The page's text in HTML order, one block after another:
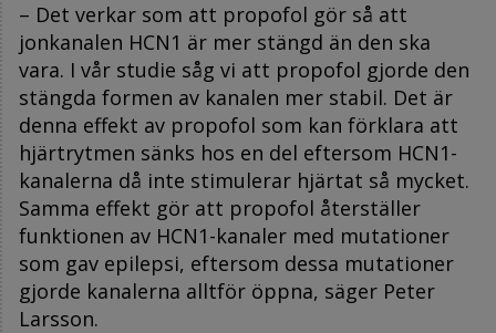
– Det verkar som att propofol gör så att
jonkanalen HCN1 är mer stängd än den ska
vara. I vår studie såg vi att propofol gjorde den
stängda formen av kanalen mer stabil. Det är
denna effekt av propofol som kan förklara att
hjärtrytmen sänks hos en del eftersom HCN1-
kanalerna då inte stimulerar hjärtat så mycket.
Samma effekt gör att propofol återställer
funktionen av HCN1-kanaler med mutationer
som gav epilepsi, eftersom dessa mutationer
gjorde kanalerna alltför öppna, säger Peter
Larsson.